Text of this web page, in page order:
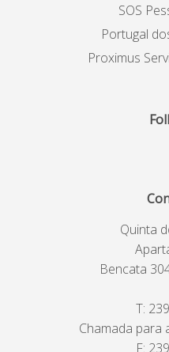
SOS
Portugal
Proximus
Quinta
Bencata
T:
Chamada para
F: